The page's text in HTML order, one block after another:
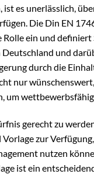
ist es unerlässlich,
Die Din EN
Rolle ein und definiert
und
durch die
nur
um
gerecht zu
Vorlage zur
nutzen
ist ein